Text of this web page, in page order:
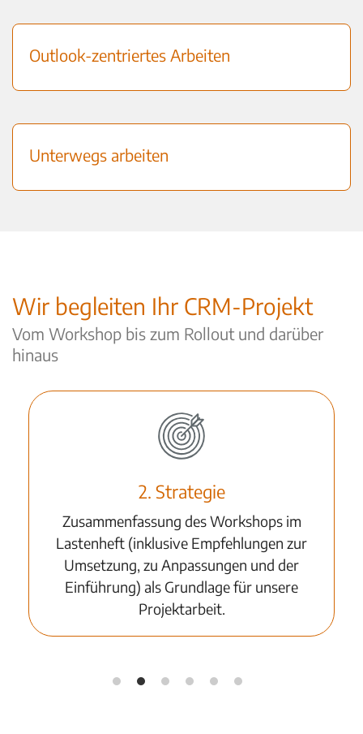
Outlook-zentriertes Arbeiten
Unterwegs arbeiten
Wir begleiten Ihr CRM-Projekt
Vom Workshop bis zum Rollout und darüber
hinaus
2. Strategie
Zusammenfassung des Workshops im
Lastenheft (inklusive Empfehlungen zur
Umsetzung, zu Anpassungen und der
Einführung) als Grundlage für unsere
Projektarbeit.